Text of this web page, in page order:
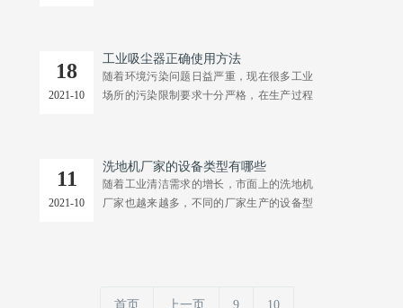
钱一台呢？ 扫地机根据操作方式的不同大致
可以分为手推款和驾驶款两种，一般驾驶款
的价格要高于手推款....
18
2021-10
工业吸尘器正确使用方法
随着环境污染问题日益严重，现在很多工业
场所的污染限制要求十分严格，在生产过程
就为大家介绍一下具体的操作方式。 方法
一、连接好管路：在操作设备之前，需要将
软管末端和吸尘口连接....
11
2021-10
洗地机厂家的设备类型有哪些
随着工业清洁需求的增长，市面上的洗地机
厂家也越来越多，不同的厂家生产的设备型
首页 上一页 9 10